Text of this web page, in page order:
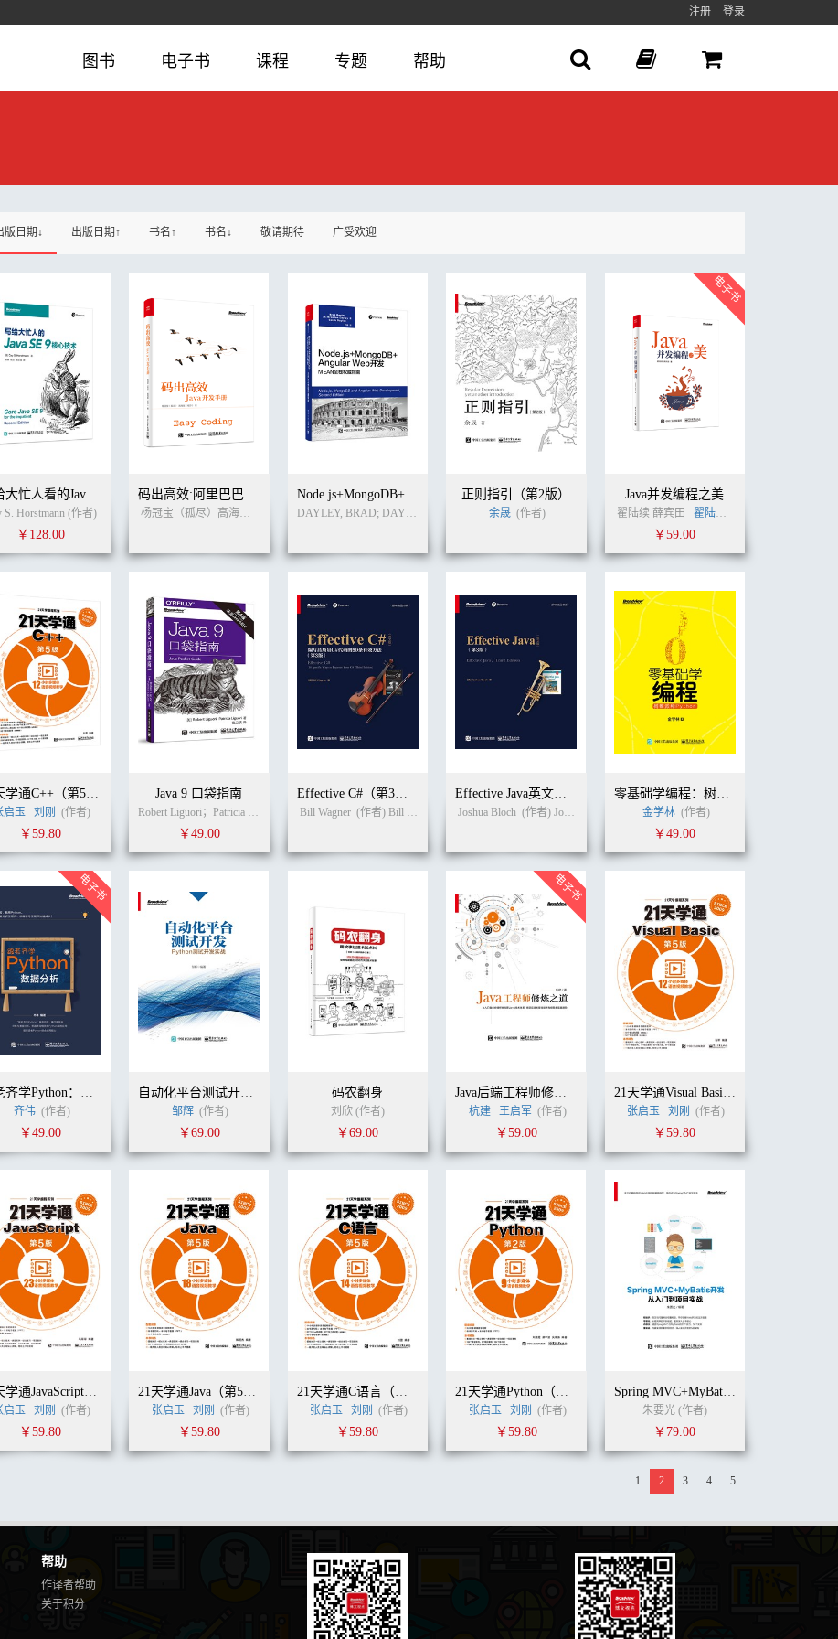
注册 登录
图书 电子书 课程 专题 帮助
版日期↓ 出版日期↑ 书名↑ 书名↓ 敬请期待 广受欢迎
写给大忙人看的Java SE 9 核心技术
S. Horstmann (作者)
￥128.00
码出高效:阿里巴巴Java开发手册详解
杨冠宝（孤尽）高海慧（鸣莎）） 阿里巴巴（中国）有限公司
Node.js+MongoDB+Angular Web开发：MEAN全栈权威指南
DAYLEY, BRAD; DAYLEY, BRENDAN; DAYLEY, CALEB (作者) 卢涛 (译者)
正则指引（第2版）
余晟 (作者)
Java并发编程之美
翟陆续 薛宾田 翟陆续
￥59.00
21天学通C++（第5版）
启玉 刘刚 (作者)
￥59.80
Java 9 口袋指南
Robert Liguori；Patricia Liguori (作者) 张卫滨 (译者)
￥49.00
Effective C#（第3版）：编写高质量C#代码的50条有效方法（英文版）
Bill Wagner (作者) Bill Wagner（比尔·瓦格纳） (译者)
Effective Java英文版 (第3版）
Joshua Bloch (作者) Joshua Bloch（约书亚·布洛克） (译者)
零基础学编程：树莓派和Python
金学林 (作者)
￥49.00
跟老齐学Python：数据分析
齐伟 (作者)
￥49.00
自动化平台测试开发：Python测试开发实战
邹辉 (作者)
￥69.00
码农翻身
刘欣 (作者)
￥69.00
Java后端工程师修炼之道
杭建 王启军 (作者)
￥59.00
21天学通Visual Basic（第5版）
张启玉 刘刚 (作者)
￥59.80
21天学通JavaScript（第5版）
启玉 刘刚 (作者)
￥59.80
21天学通Java（第5版）
张启玉 刘刚 (作者)
￥59.80
21天学通C语言（第5版）
张启玉 刘刚 (作者)
￥59.80
21天学通Python（第2版）
张启玉 刘刚 (作者)
￥59.80
Spring MVC+MyBatis开发从入门到项目实战
朱要光 (作者)
￥79.00
1 2 3 4 5
帮助
作译者帮助
关于积分